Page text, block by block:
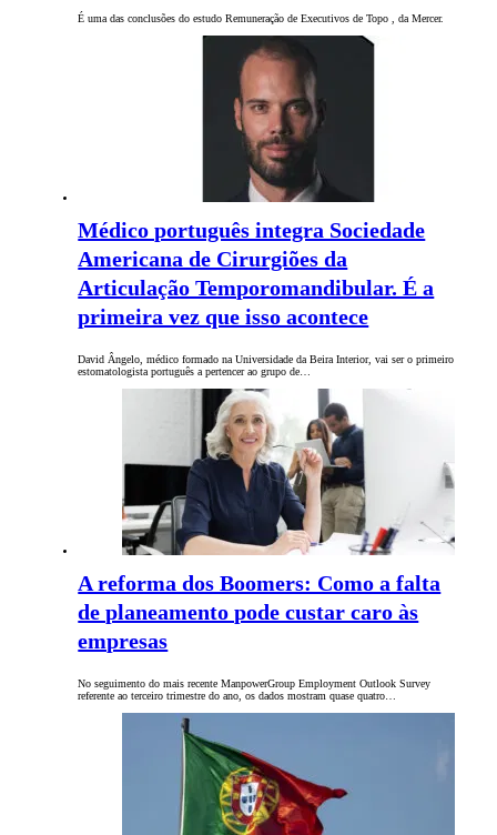
É uma das conclusões do estudo Remuneração de Executivos de Topo , da Mercer.
Médico português integra Sociedade
Americana de Cirurgiões da
Articulação Temporomandibular. É a
primeira vez que isso acontece
David Ângelo, médico formado na Universidade da Beira Interior, vai ser o primeiro
estomatologista português a pertencer ao grupo de…
A reforma dos Boomers: Como a falta
de planeamento pode custar caro às
empresas
No seguimento do mais recente ManpowerGroup Employment Outlook Survey
referente ao terceiro trimestre do ano, os dados mostram quase quatro…